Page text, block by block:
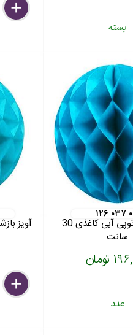
بسته
delete
remove
add
۰۳۷ ۰۰۱
آویز بازشو توپی آبی کاغذی 30
سانت
تومان
عدد
delete
remove
add